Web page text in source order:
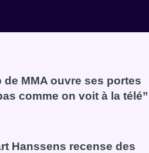
MMA ouvre ses portes
comme on voit à la télé”
club de MMA ouvre ses portes à
Hanssens recense des